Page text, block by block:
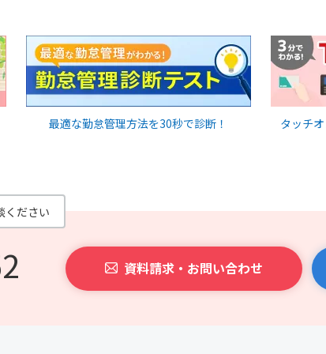
最適な勤怠管理方法を30秒で診断！ タッチ
ください
資料請求・お問い合わせ